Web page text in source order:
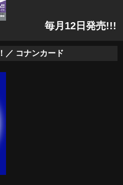
毎月12日発売!!!
／ コナンカード